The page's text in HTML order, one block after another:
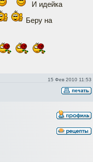
И идейка
Беру на
15 Фев 2010 11:53